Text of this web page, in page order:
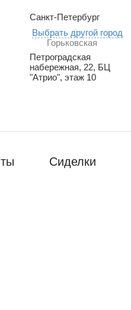
Санкт-Петербург
Выбрать другой город
Горьковская
Петроградская
набережная, 22, БЦ
"Атрио", этаж 10
Сиделки